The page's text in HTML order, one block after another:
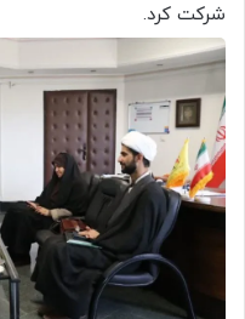
شرکت کرد.